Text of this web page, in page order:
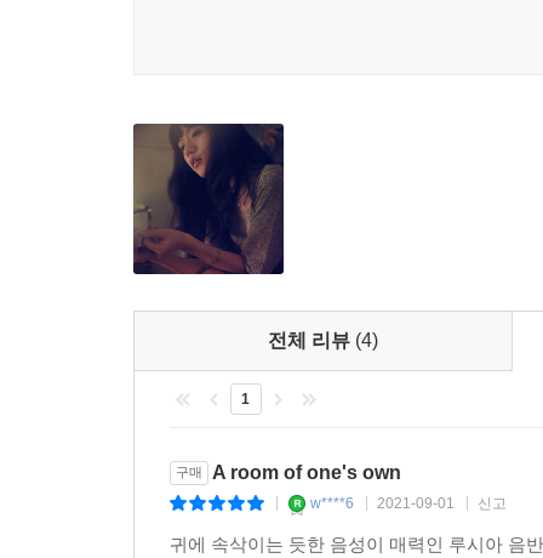
전체 리뷰 (4)
1
구매 A room of one's own
w****6 2021-09-01 신고
귀에 속삭이는 듯한 음성이 매력인 루시아 음